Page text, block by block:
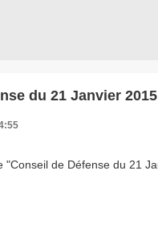
du 21 Janvier 2015